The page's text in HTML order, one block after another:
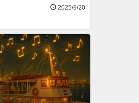
2025/9/20